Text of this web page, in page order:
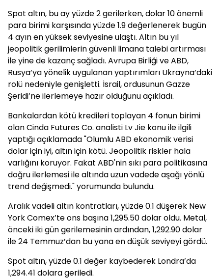
Spot altın, bu ay yüzde 2 gerilerken, dolar 10 önemli
para birimi karşısında yüzde 1.9 değerlenerek bugün
4 ayın en yüksek seviyesine ulaştı. Altın bu yıl
jeopolitik gerilimlerin güvenli limana talebi artırması
ile yine de kazanç sağladı. Avrupa Birliği ve ABD,
Rusya’ya yönelik uygulanan yaptırımları Ukrayna’daki
rolü nedeniyle genişletti. İsrail, ordusunun Gazze
Şeridi’ne ilerlemeye hazır olduğunu açıkladı.
Bankalardan kötü kredileri toplayan 4 fonun birimi
olan Cinda Futures Co. analisti Lv Jie konu ile ilgili
yaptığı açıklamada "Olumlu ABD ekonomik verisi
dolar için iyi, altın için kötü. Jeopolitik riskler hala
varlığını koruyor. Fakat ABD'nin sıkı para politikasına
doğru ilerlemesi ile altında uzun vadede aşağı yönlü
trend değişmedi." yorumunda bulundu.
Aralık vadeli altın kontratları, yüzde 0.1 düşerek New
York Comex’te ons başına 1,295.50 dolar oldu. Metal,
önceki iki gün gerilemesinin ardından, 1,292.90 dolar
ile 24 Temmuz’dan bu yana en düşük seviyeyi gördü.
Spot altın, yüzde 0.1 değer kaybederek Londra’da
1,294.41 dolara geriledi.